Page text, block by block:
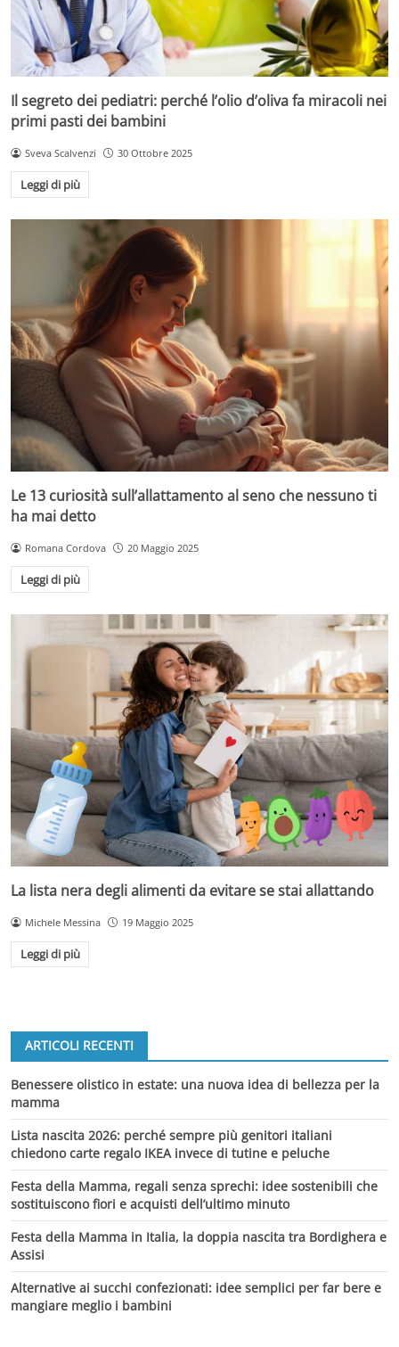
Il segreto dei pediatri: perché l’olio d’oliva fa miracoli nei
primi pasti dei bambini
Sveva Scalvenzi 30 Ottobre 2025
Leggi di più
Le 13 curiosità sull’allattamento al seno che nessuno ti
ha mai detto
Romana Cordova 20 Maggio 2025
Leggi di più
La lista nera degli alimenti da evitare se stai allattando
Michele Messina 19 Maggio 2025
Leggi di più
ARTICOLI RECENTI
Benessere olistico in estate: una nuova idea di bellezza per la
mamma
Lista nascita 2026: perché sempre più genitori italiani
chiedono carte regalo IKEA invece di tutine e peluche
Festa della Mamma, regali senza sprechi: idee sostenibili che
sostituiscono fiori e acquisti dell’ultimo minuto
Festa della Mamma in Italia, la doppia nascita tra Bordighera e
Assisi
Alternative ai succhi confezionati: idee semplici per far bere e
mangiare meglio i bambini